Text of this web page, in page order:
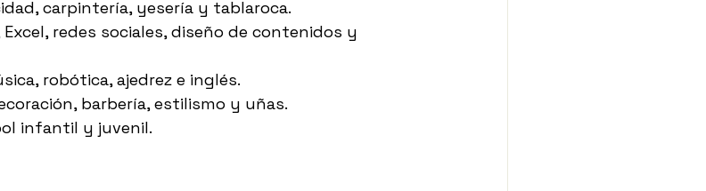
carpintería, yesería y tablaroca.
redes sociales, diseño de contenidos y
robótica, ajedrez e inglés.
barbería, estilismo y uñas.
infantil y juvenil.